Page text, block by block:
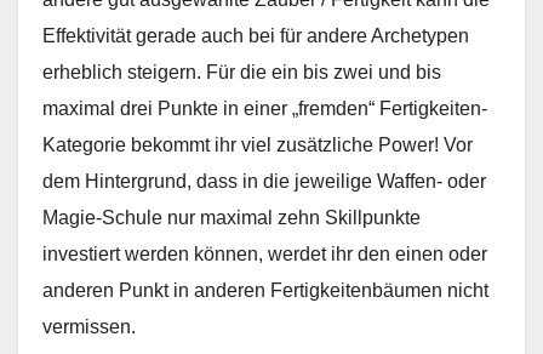
Effektivität gerade auch bei für andere Archetypen
erheblich steigern. Für die ein bis zwei und bis
maximal drei Punkte in einer „fremden“ Fertigkeiten-
Kategorie bekommt ihr viel zusätzliche Power! Vor
dem Hintergrund, dass in die jeweilige Waffen- oder
Magie-Schule nur maximal zehn Skillpunkte
investiert werden können, werdet ihr den einen oder
anderen Punkt in anderen Fertigkeitenbäumen nicht
vermissen.